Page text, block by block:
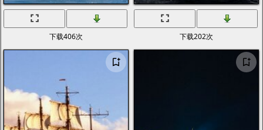
下载406次 下载202次